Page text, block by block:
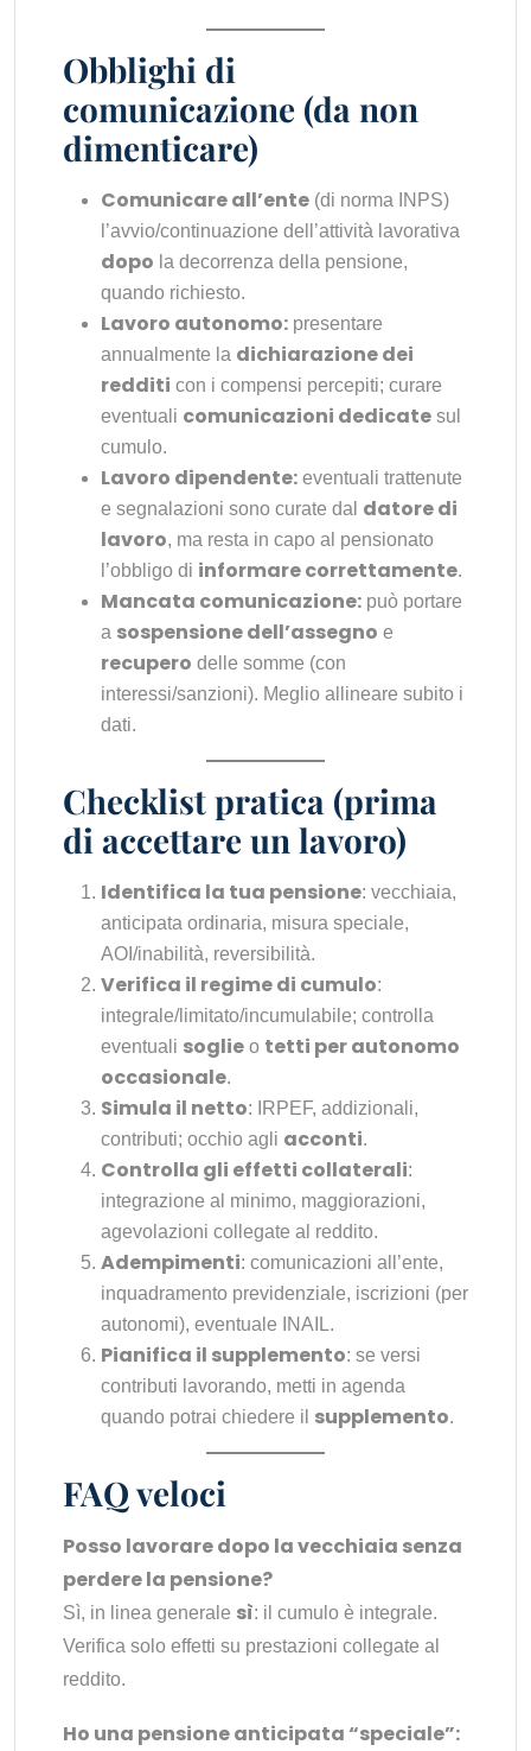
Obblighi di
comunicazione (da non
dimenticare)
Comunicare all’ente (di norma INPS)
l’avvio/continuazione dell’attività lavorativa
dopo la decorrenza della pensione,
quando richiesto.
Lavoro autonomo: presentare
annualmente la dichiarazione dei
redditi con i compensi percepiti; curare
eventuali comunicazioni dedicate sul
cumulo.
Lavoro dipendente: eventuali trattenute
e segnalazioni sono curate dal datore di
lavoro, ma resta in capo al pensionato
l’obbligo di informare correttamente.
Mancata comunicazione: può portare
a sospensione dell’assegno e
recupero delle somme (con
interessi/sanzioni). Meglio allineare subito i
dati.
Checklist pratica (prima
di accettare un lavoro)
Identifica la tua pensione: vecchiaia,
anticipata ordinaria, misura speciale,
AOI/inabilità, reversibilità.
Verifica il regime di cumulo:
integrale/limitato/incumulabile; controlla
eventuali soglie o tetti per autonomo
occasionale.
Simula il netto: IRPEF, addizionali,
contributi; occhio agli acconti.
Controlla gli effetti collaterali:
integrazione al minimo, maggiorazioni,
agevolazioni collegate al reddito.
Adempimenti: comunicazioni all’ente,
inquadramento previdenziale, iscrizioni (per
autonomi), eventuale INAIL.
Pianifica il supplemento: se versi
contributi lavorando, metti in agenda
quando potrai chiedere il supplemento.
FAQ veloci
Posso lavorare dopo la vecchiaia senza
perdere la pensione?
Sì, in linea generale sì: il cumulo è integrale.
Verifica solo effetti su prestazioni collegate al
reddito.
Ho una pensione anticipata “speciale”: